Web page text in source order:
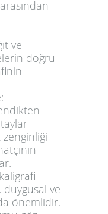
ve
doğru
ve
önemlidir.